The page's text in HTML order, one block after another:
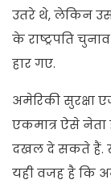
उतरे थे, लेकिन उस
के राष्ट्रपति
हार गए.
अमेरिकी सुरक्षा
एकमात्र ऐसे
दखल दे सकते हैं.
यही वजह है कि